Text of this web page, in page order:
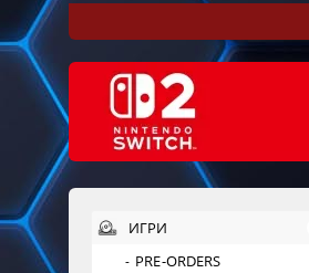
ИГРИ
PRE-ORDERS